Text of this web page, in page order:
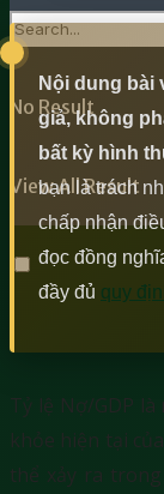
No Result
View All Result
Nội dung bài
giả, không
bất kỳ hình
bạn là trách
chấp nhận
đọc đồng
đầy đủ quy
Tỷ lệ Nợ/GDP
khỏe hiện tại
thể xảy ra